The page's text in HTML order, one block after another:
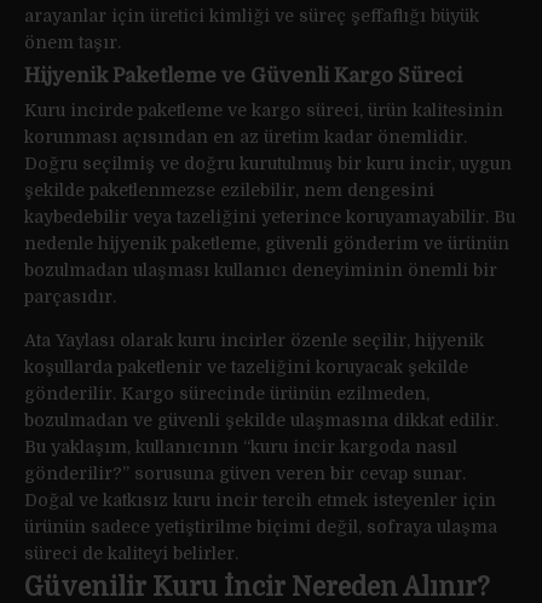
arayanlar için üretici kimliği ve süreç şeffaflığı büyük
önem taşır.
Hijyenik Paketleme ve Güvenli Kargo Süreci
Kuru incirde paketleme ve kargo süreci, ürün kalitesinin
korunması açısından en az üretim kadar önemlidir.
Doğru seçilmiş ve doğru kurutulmuş bir kuru incir, uygun
şekilde paketlenmezse ezilebilir, nem dengesini
kaybedebilir veya tazeliğini yeterince koruyamayabilir. Bu
nedenle hijyenik paketleme, güvenli gönderim ve ürünün
bozulmadan ulaşması kullanıcı deneyiminin önemli bir
parçasıdır.
Ata Yaylası olarak kuru incirler özenle seçilir, hijyenik
koşullarda paketlenir ve tazeliğini koruyacak şekilde
gönderilir. Kargo sürecinde ürünün ezilmeden,
bozulmadan ve güvenli şekilde ulaşmasına dikkat edilir.
Bu yaklaşım, kullanıcının “kuru incir kargoda nasıl
gönderilir?” sorusuna güven veren bir cevap sunar.
Doğal ve katkısız kuru incir tercih etmek isteyenler için
ürünün sadece yetiştirilme biçimi değil, sofraya ulaşma
süreci de kaliteyi belirler.
Güvenilir Kuru İncir Nereden Alınır?